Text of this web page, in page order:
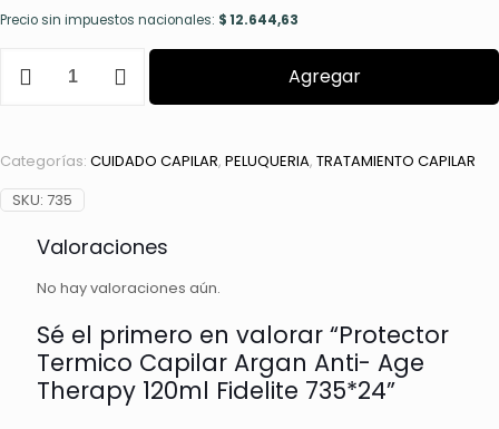
Precio sin impuestos nacionales: $12.644,63
Termico
Age
Therapy
120ml
735*24
Agregar
Categorías: CUIDADO CAPILAR, PELUQUERIA, TRATAMIENTO CAPILAR
SKU: 735
Valoraciones
No hay valoraciones aún.
Sé el primero en valorar “Protector
Termico Capilar Argan Anti- Age
Therapy 120ml Fidelite 735*24”